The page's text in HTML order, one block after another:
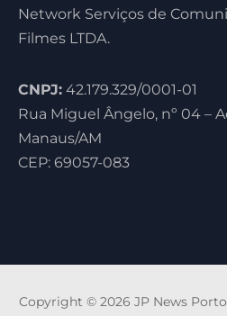
Network Serviços de
Filmes LTDA.
CNPJ: 42.179.329/0001-01
Rua Miguel Ângelo, nº 04 –
Manaus/AM
CEP: 69057-083
Copyright © 2026 JP News